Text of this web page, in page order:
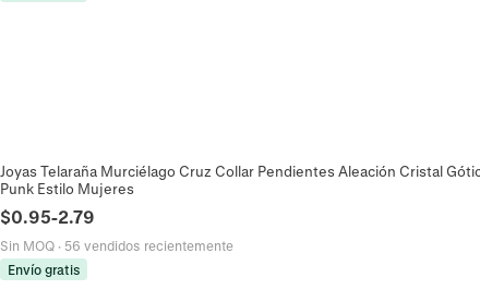
Joyas Telaraña Murciélago Cruz Collar Pendientes Aleación Cristal
Punk Estilo Mujeres
$0.95-2.79
Sin MOQ · 56 vendidos recientemente
Envío gratis